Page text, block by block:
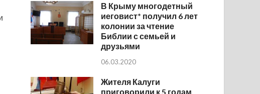
В Крыму многодетный
иеговист* получил 6 лет
колонии за чтение
Библии с семьей и
друзьями
06.03.2020
Жителя Калуги
приговорили к 5 годам